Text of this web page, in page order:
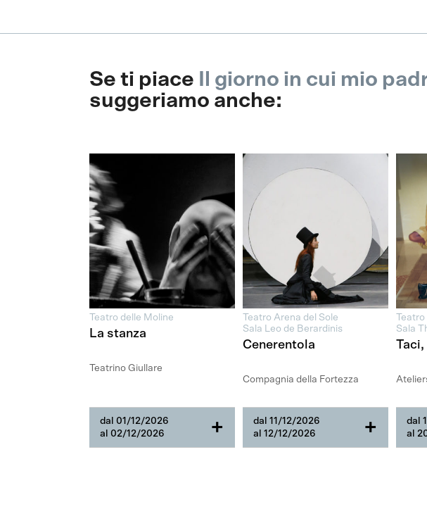
Se ti piace Il giorno in cui mio
suggeriamo anche:
Teatro delle Moline
La stanza
Teatrino Giullare
dal 01/12/2026
al 02/12/2026
+
Teatro Arena del Sole
Sala Leo de Berardinis
Cenerentola
Compagnia della Fortezza
dal 11/12/2026
al 12/12/2026
+
Sala
dal
al